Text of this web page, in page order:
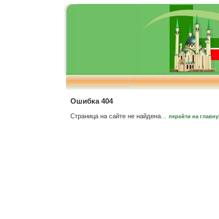
Ошибка 404
Страница на сайте не найдена... перейти на